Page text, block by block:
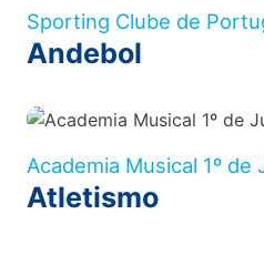
Sporting Clube de
Andebol
Academia Musical 1º de
Atletismo